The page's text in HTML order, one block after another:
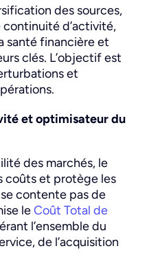
des sources,
continuité d’activité,
santé financière et
clés. L’objectif est
et
et optimisateur du
des marchés, le
coûts et protège les
contente pas de
leCoût Total de
l’ensemble du
de l’acquisition